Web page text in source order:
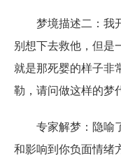
梦境描述二：我开
别想下去救他，但是
就是那死婴的样子非
勒，请问做这样的梦
专家解梦：隐喻了
和影响到你负面情绪